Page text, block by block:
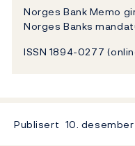
Norges Bank Memo
Norges Banks
ISSN 1894-0277
Publisert 10.